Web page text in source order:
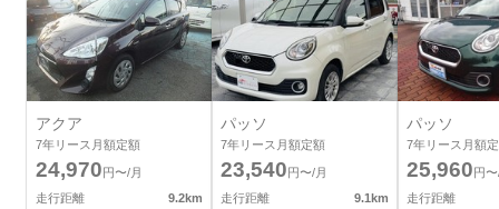
アクア
7年リース月額定額
24,970円〜/月
走行距離
9.2km
パッソ
7年リース月額定額
23,540円〜/月
走行距離
9.1km
パッソ
7年リース月額
25,960円
走行距離